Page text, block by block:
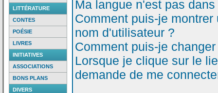
LITTÉRATURE
CONTES
POÉSIE
LIVRES
INITIATIVES
ASSOCIATIONS
BONS PLANS
DIVERS
Ma langue n'est pas
Comment puis-je
nom d'utilisateur ?
Comment puis-je
Lorsque je clique sur le
demande de me